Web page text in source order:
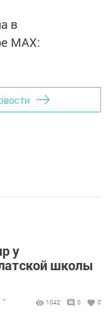
в
MАХ:
у
школы
-
1042 0 0